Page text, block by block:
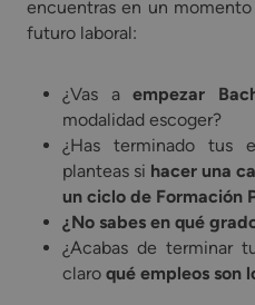
encuentras en un
futuro laboral:
¿Vas aempezar
modalidad escoger?
¿Has terminado tus
planteas si hacer una
un ciclo de Formación
¿No sabes en qué
¿Acabas de terminar
claro qué empleos son